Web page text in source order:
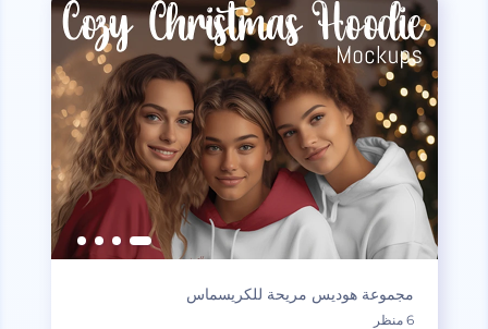
مجموعة هوديس مريحة للكريسماس
6 منظر